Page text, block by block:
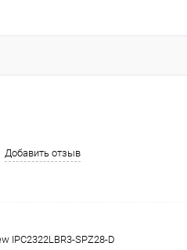
Добавить отзыв
IPC2322LBR3-SPZ28-D